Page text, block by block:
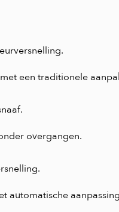
een traditionele
overgangen.
automatische